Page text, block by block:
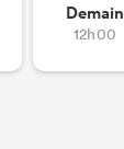
Demain
12h00